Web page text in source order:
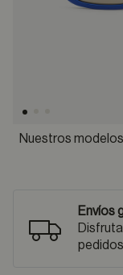
Nuestros
Envíos